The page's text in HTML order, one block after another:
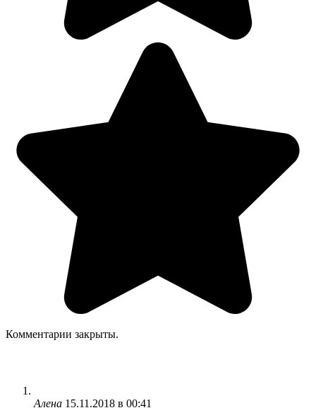
Комментарии закрыты.
Алена 15.11.2018 в 00:41